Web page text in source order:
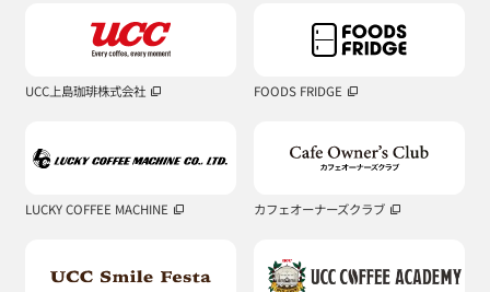
UCC上島珈琲株式会社 FOODS FRIDGE
LUCKY COFFEE MACHINE カフェオーナーズクラブ